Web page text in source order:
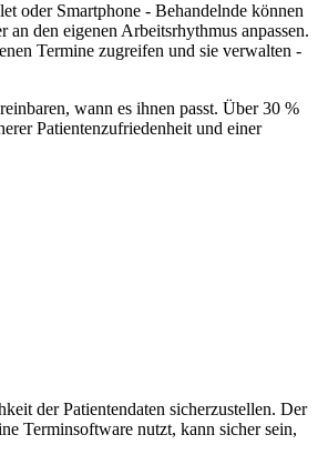
oder Smartphone - Behandelnde können
den eigenen Arbeitsrhythmus anpassen.
Termine zugreifen und sie verwalten -
wann es ihnen passt. Über 30 %
Patientenzufriedenheit und einer
der Patientendaten sicherzustellen. Der
Terminsoftware nutzt, kann sicher sein,